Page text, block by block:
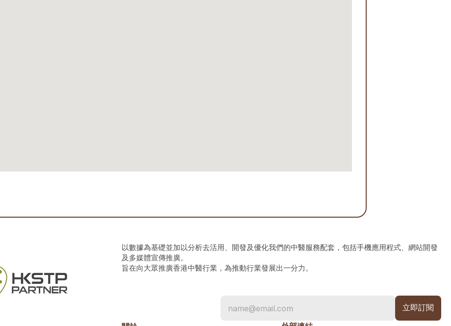
以數據為基礎並加以分析去活用、開發及優化我們的中醫服務配套，包括手機應用程式、網站開發
及多媒體宣傳推廣。
旨在向大眾推廣香港中醫行業，為推動行業發展出一分力。